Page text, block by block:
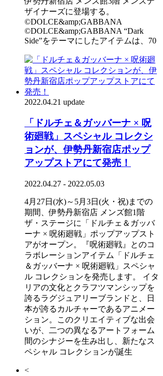
ザイナーズに登場する。
©DOLCE&amp;GABBANA
©DOLCE&amp;GABBANA “Dark
Side”をテーマにしたアイテムは、70
2022.04.21 update
「ドルチェ＆ガッバーナ × 呪
術廻戦」スペシャル コレクシ
ョンが、伊勢丹新宿店ポップ
アップストアにて発売！
2022.04.27 - 2022.05.03
4月27日(水)～5月3日(火・祝)までの
期間、伊勢丹新宿店 メンズ館1階
ザ・ステージに「ドルチェ＆ガッバ
ーナ × 呪術廻戦」ポップアップスト
アがオープン。『呪術廻戦』とのコ
ラボレーションアイテム「ドルチェ
＆ガッバーナ × 呪術廻戦」スペシャ
ル コレクションを発売します。 イタ
リアの文化とクラフツマンシップを
誇るラグジュアリーブランドと、日
本が誇るカルチャーであるアニメー
ション。このクリエイティブな出会
いが、二つの異なるアートフォーム
間のシナジーを生み出し、新たなス
ペシャル コレクションが誕生
<